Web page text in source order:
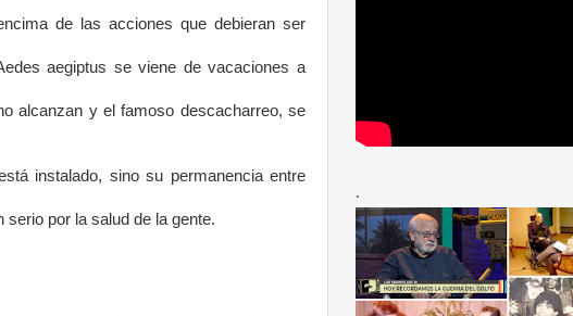
de las acciones que debieran ser
aegiptus se viene de vacaciones a
alcanzan y el famoso descacharreo, se
instalado, sino su permanencia entre
por la salud de la gente.
.